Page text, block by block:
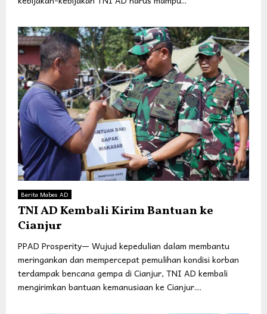
Berita Mabes AD
TNI AD Kembali Kirim Bantuan ke
Cianjur
PPAD Prosperity— Wujud kepedulian dalam membantu
meringankan dan mempercepat pemulihan kondisi korban
terdampak bencana gempa di Cianjur, TNI AD kembali
mengirimkan bantuan kemanusiaan ke Cianjur....